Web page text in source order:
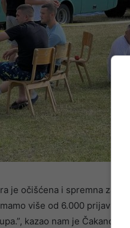
je očišćena i spremna za
više od 6.000
kazao nam je Čakanović.